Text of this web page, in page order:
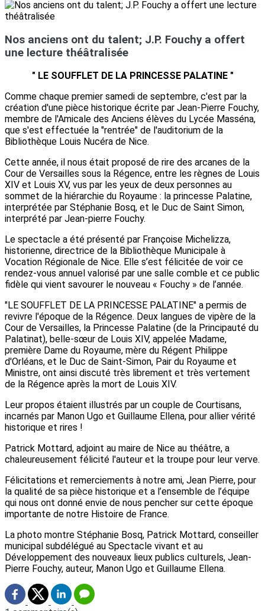
Nos anciens ont du talent; J.P. Fouchy a offert
une lecture théâtralisée
" LE SOUFFLET DE LA PRINCESSE PALATINE "
Comme chaque premier samedi de septembre, c'est par la
création d'une pièce historique écrite par Jean-Pierre Fouchy,
membre de l'Amicale des Anciens élèves du Lycée Masséna,
que s'est effectuée la "rentrée" de l'auditorium de la
Bibliothèque Louis Nucéra de Nice.
Cette année, il nous était proposé de rire des arcanes de la
Cour de Versailles sous la Régence, entre les règnes de Louis
XIV et Louis XV, vus par les yeux de deux personnes au
sommet de la hiérarchie du Royaume : la princesse Palatine,
interprétée par Stéphanie Bosq, et le Duc de Saint Simon,
interprété par Jean-pierre Fouchy.
Le spectacle a été présenté par Françoise Michelizza,
historienne, directrice de la Bibliothèque Municipale à
Vocation Régionale de Nice. Elle s’est félicitée de voir ce
rendez-vous annuel valorisé par une salle comble et ce public
fidèle qui vient savourer le nouveau « Fouchy » de l’année.
"LE SOUFFLET DE LA PRINCESSE PALATINE" a permis de
revivre l'époque de la Régence. Deux langues de vipère de la
Cour de Versailles, la Princesse Palatine (de la Principauté du
Palatinat), belle-sœur de Louis XIV, appelée Madame,
première Dame du Royaume, mère du Régent Philippe
d'Orléans, et le Duc de Saint-Simon, Pair du Royaume et
Ministre, ont ainsi discuté très librement et très vertement
de la Régence après la mort de Louis XIV.
Leur propos étaient illustrés par un couple de Courtisans,
incarnés par Manon Ugo et Guillaume Ellena, pour allier vérité
historique et rires !
Patrick Mottard, adjoint au maire de Nice au théâtre, a
chaleureusement félicité l'auteur et la troupe pour leur verve.
Félicitations et remerciements à notre ami, Jean Pierre, pour
la qualité de sa pièce historique et a l’ensemble de l’équipe
qui nous ont donné envie de nous pencher sur cette époque
importante de notre Histoire de France.
La photo montre Stéphanie Bosq, Patrick Mottard, conseiller
municipal subdélégué au Spectacle vivant et au
Développement des nouveaux lieux publics culturels, Jean-
Pierre Fouchy, auteur, Manon Ugo et Guillaume Ellena.